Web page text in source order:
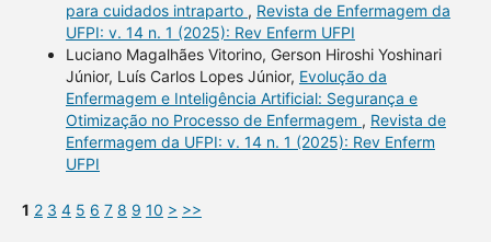
para cuidados intraparto , Revista de Enfermagem da
UFPI: v. 14 n. 1 (2025): Rev Enferm UFPI
Luciano Magalhães Vitorino, Gerson Hiroshi Yoshinari
Júnior, Luís Carlos Lopes Júnior, Evolução da
Enfermagem e Inteligência Artificial: Segurança e
Otimização no Processo de Enfermagem , Revista de
Enfermagem da UFPI: v. 14 n. 1 (2025): Rev Enferm
UFPI
1 2 3 4 5 6 7 8 9 10 > >>